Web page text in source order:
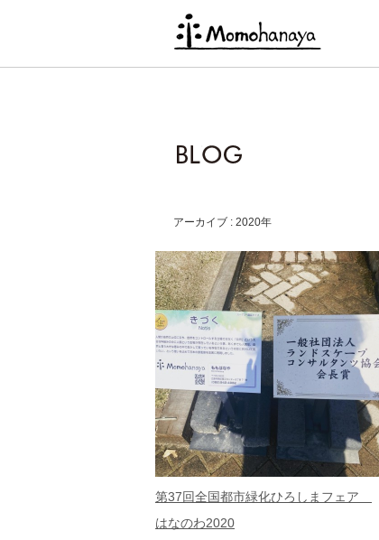
アーカイブ : 2020年
第37回全国都市緑化ひろしまフェア
はなのわ2020